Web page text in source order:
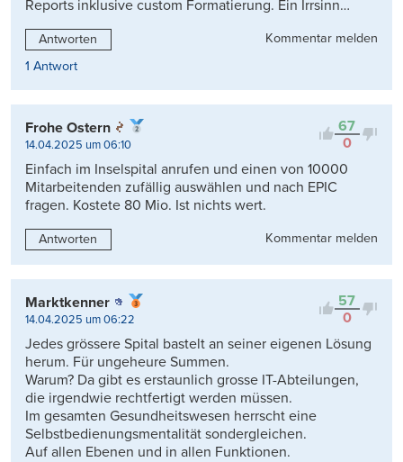
Reports inklusive custom Formatierung. Ein Irrsinn…
Antworten
Kommentar melden
1 Antwort
67
0
Frohe Ostern
14.04.2025 um 06:10
Einfach im Inselspital anrufen und einen von 10000
Mitarbeitenden zufällig auswählen und nach EPIC
fragen. Kostete 80 Mio. Ist nichts wert.
Antworten Kommentar melden
57
0
Marktkenner
14.04.2025 um 06:22
Jedes grössere Spital bastelt an seiner eigenen Lösung
herum. Für ungeheure Summen.
Warum? Da gibt es erstaunlich grosse IT-Abteilungen,
die irgendwie rechtfertigt werden müssen.
Im gesamten Gesundheitswesen herrscht eine
Selbstbedienungsmentalität sondergleichen.
Auf allen Ebenen und in allen Funktionen.